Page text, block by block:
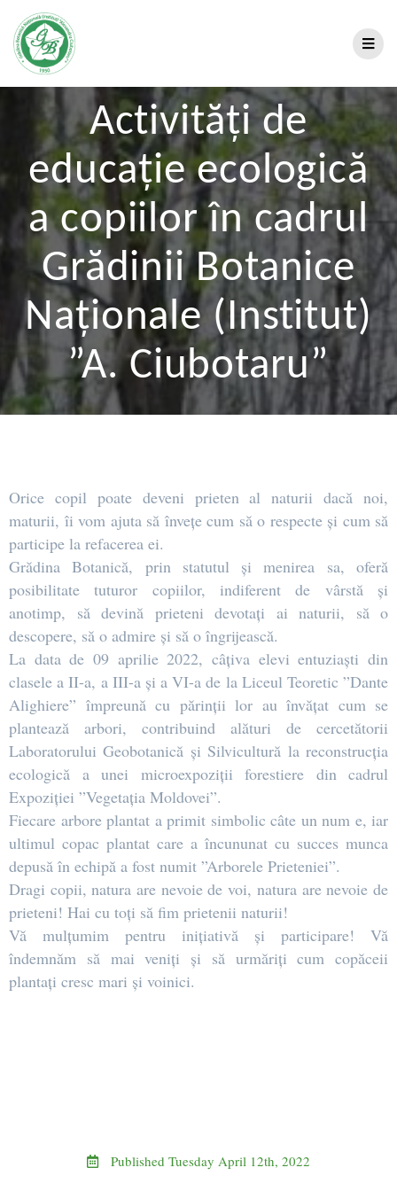
Activități de
educație ecologică
a copiilor în cadrul
Grădinii Botanice
Naționale (Institut)
”A. Ciubotaru”
Orice copil poate deveni prieten al naturii dacă noi,
maturii, îi vom ajuta să învețe cum să o respecte și cum să
participe la refacerea ei.
Grădina Botanică, prin statutul și menirea sa, oferă
posibilitate tuturor copiilor, indiferent de vârstă și
anotimp, să devină prieteni devotați ai naturii, să o
descopere, să o admire și să o îngrijească.
La data de 09 aprilie 2022, câțiva elevi entuziaști din
clasele a II-a, a III-a și a VI-a de la Liceul Teoretic ”Dante
Alighiere” împreună cu părinții lor au învățat cum se
plantează arbori, contribuind alături de cercetătorii
Laboratorului Geobotanică și Silvicultură la reconstrucția
ecologică a unei microexpoziții forestiere din cadrul
Expoziției ”Vegetația Moldovei”.
Fiecare arbore plantat a primit simbolic câte un num e, iar
ultimul copac plantat care a încununat cu succes munca
depusă în echipă a fost numit ”Arborele Prieteniei”.
Dragi copii, natura are nevoie de voi, natura are nevoie de
prieteni! Hai cu toți să fim prietenii naturii!
Vă mulțumim pentru inițiativă și participare! Vă
îndemnăm să mai veniți și să urmăriți cum copăceii
plantați cresc mari și voinici.
Published Tuesday April 12th, 2022